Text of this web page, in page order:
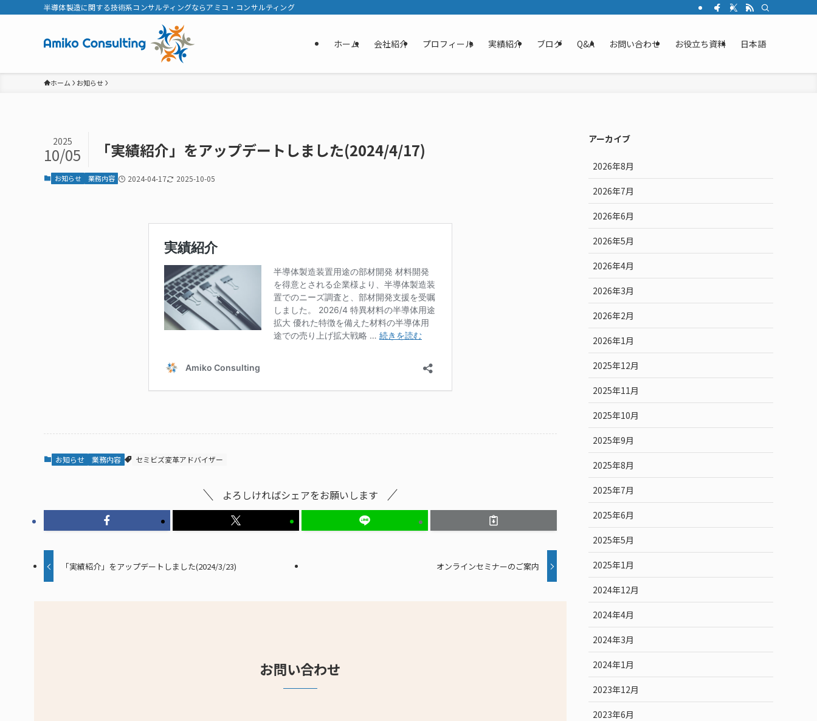
半導体製造に関する技術系コンサルティングならアミコ・コンサルティング
ホーム 会社紹介 プロフィール 実績紹介 ブログ Q&A お問い合わせ お役立ち資料 日本語
ホーム お知らせ
「実績紹介」をアップデートしました(2024/4/17)
2025
10/05
お知らせ 業務内容 2024-04-17 2025-10-05
お知らせ 業務内容 セミビズ変革アドバイザー
よろしければシェアをお願いします
「実績紹介」をアップデートしました(2024/3/23) オンラインセミナーのご案内
お問い合わせ
アーカイブ
2026年8月
2026年7月
2026年6月
2026年5月
2026年4月
2026年3月
2026年2月
2026年1月
2025年12月
2025年11月
2025年10月
2025年9月
2025年8月
2025年7月
2025年6月
2025年5月
2025年1月
2024年12月
2024年4月
2024年3月
2024年1月
2023年12月
2023年6月